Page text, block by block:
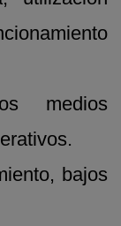
medios
bajos